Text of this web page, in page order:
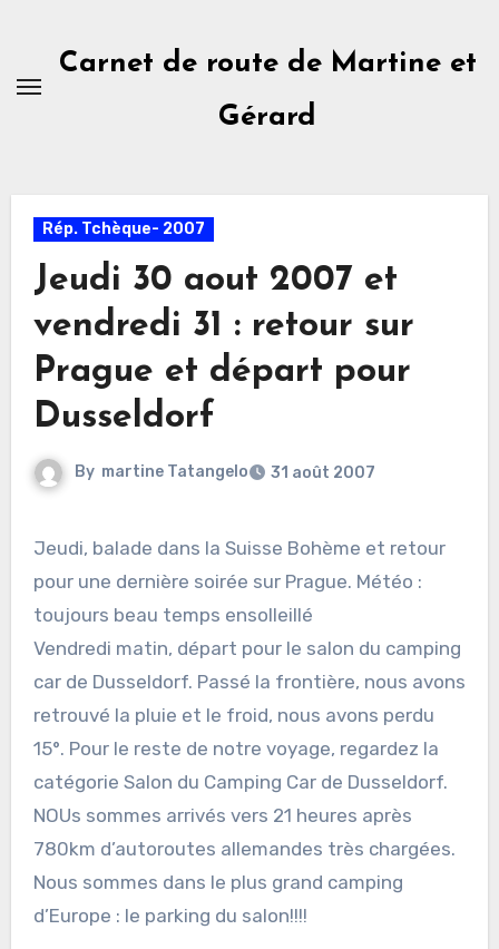
contentCarnet de route de Martine et
Gérard
Rép. Tchèque- 2007
Jeudi 30 aout 2007 et
vendredi 31 : retour sur
Prague et départ pour
Dusseldorf
By martine Tatangelo 31 août 2007
Jeudi, balade dans la Suisse Bohème et retour
pour une dernière soirée sur Prague. Météo :
toujours beau temps ensolleillé
Vendredi matin, départ pour le salon du camping
car de Dusseldorf. Passé la frontière, nous avons
retrouvé la pluie et le froid, nous avons perdu
15°. Pour le reste de notre voyage, regardez la
catégorie Salon du Camping Car de Dusseldorf.
NOUs sommes arrivés vers 21 heures après
780km d’autoroutes allemandes très chargées.
Nous sommes dans le plus grand camping
d’Europe : le parking du salon!!!!